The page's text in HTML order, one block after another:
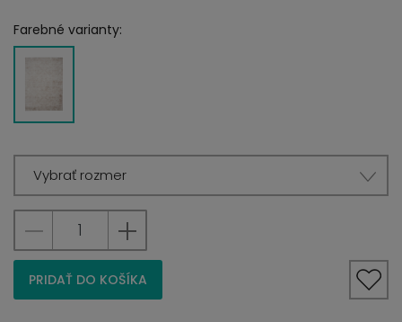
Farebné varianty:
Vybrať rozmer
PRIDAŤ DO KOŠÍKA